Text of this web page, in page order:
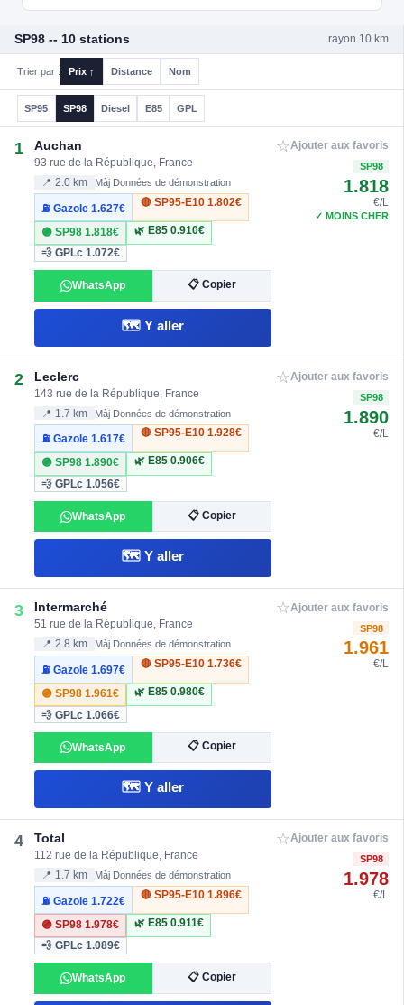
SP98 -- 10 stations rayon 10 km
Trier par : Prix ↑ Distance Nom
SP95 SP98 Diesel E85 GPL
1 Auchan
93 rue de la République, France
📍 2.0 km Màj Données de démonstration
⛽ Gazole1.627€
🔴 SP95-E10 1.802€
🟣 SP981.818€ 🌿 E85 0.910€
💨 GPLc1.072€
WhatsApp 📋 Copier
🗺️ Y aller
☆Ajouter aux favoris
SP98
1.818
€/L
✓ MOINS CHER
2 Leclerc
143 rue de la République, France
📍 1.7 km Màj Données de démonstration
⛽ Gazole1.617€
🔴 SP95-E10 1.928€
🟣 SP981.890€ 🌿 E85 0.906€
💨 GPLc1.056€
WhatsApp 📋 Copier
🗺️ Y aller
☆Ajouter aux favoris
SP98
1.890
€/L
3 Intermarché
51 rue de la République, France
📍 2.8 km Màj Données de démonstration
⛽ Gazole1.697€
🔴 SP95-E10 1.736€
🟣 SP981.961€ 🌿 E85 0.980€
💨 GPLc1.066€
WhatsApp 📋 Copier
🗺️ Y aller
☆Ajouter aux favoris
SP98
1.961
€/L
4 Total
112 rue de la République, France
📍 1.7 km Màj Données de démonstration
⛽ Gazole1.722€
🔴 SP95-E10 1.896€
🟣 SP981.978€ 🌿 E85 0.911€
💨 GPLc1.089€
WhatsApp 📋 Copier
☆Ajouter aux favoris
SP98
1.978
€/L